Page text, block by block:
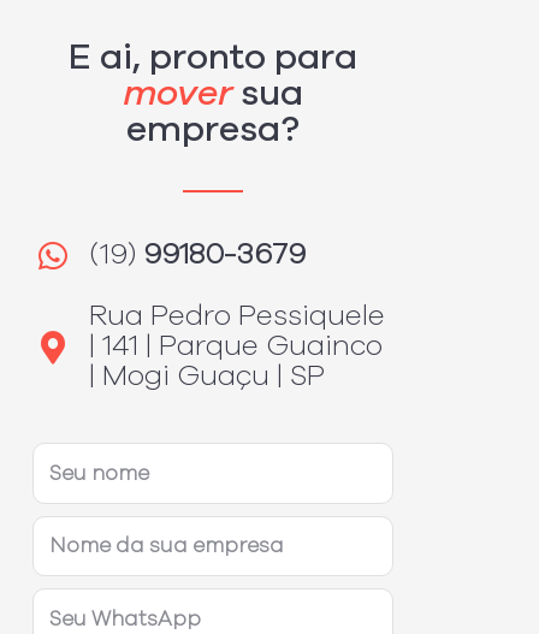
E ai, pronto para
mover sua
empresa?
(19) 99180-3679
Rua Pedro Pessiquele
| 141 | Parque Guainco
| Mogi Guaçu | SP